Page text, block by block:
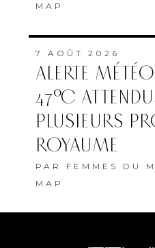
MAP
7 AOÛT 2026
ALERTE
47°C
PLUSIEURS
ROYAUME
PAR FEMMES DU
MAP